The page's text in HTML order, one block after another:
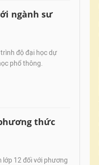
ngành sư
độ đại học dự
phổ thông.
thức
lớp 12 đối với phương